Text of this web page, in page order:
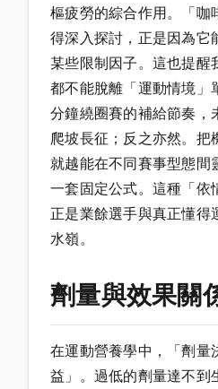
樞疲勞的綜合作用。「咖
得深入探討，正是因為它
某些限制因子。這也提醒
都不能脫離「運動情境
分鐘繞圈賽的補給節奏，
爬坡長征；反之亦然。把
就越能在不同賽事型態間
一套固定公式。這種「依
正是業餘選手與真正懂得
水嶺。
劑量與效果關
在運動營養學中，「劑量
益」。過低的劑量達不到